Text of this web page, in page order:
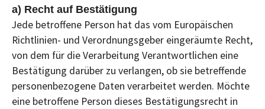
a) Recht auf Bestätigung
Jede betroffene Person hat das vom Europäischen
Richtlinien- und Verordnungsgeber eingeräumte Recht,
von dem für die Verarbeitung Verantwortlichen eine
Bestätigung darüber zu verlangen, ob sie betreffende
personenbezogene Daten verarbeitet werden. Möchte
eine betroffene Person dieses Bestätigungsrecht in